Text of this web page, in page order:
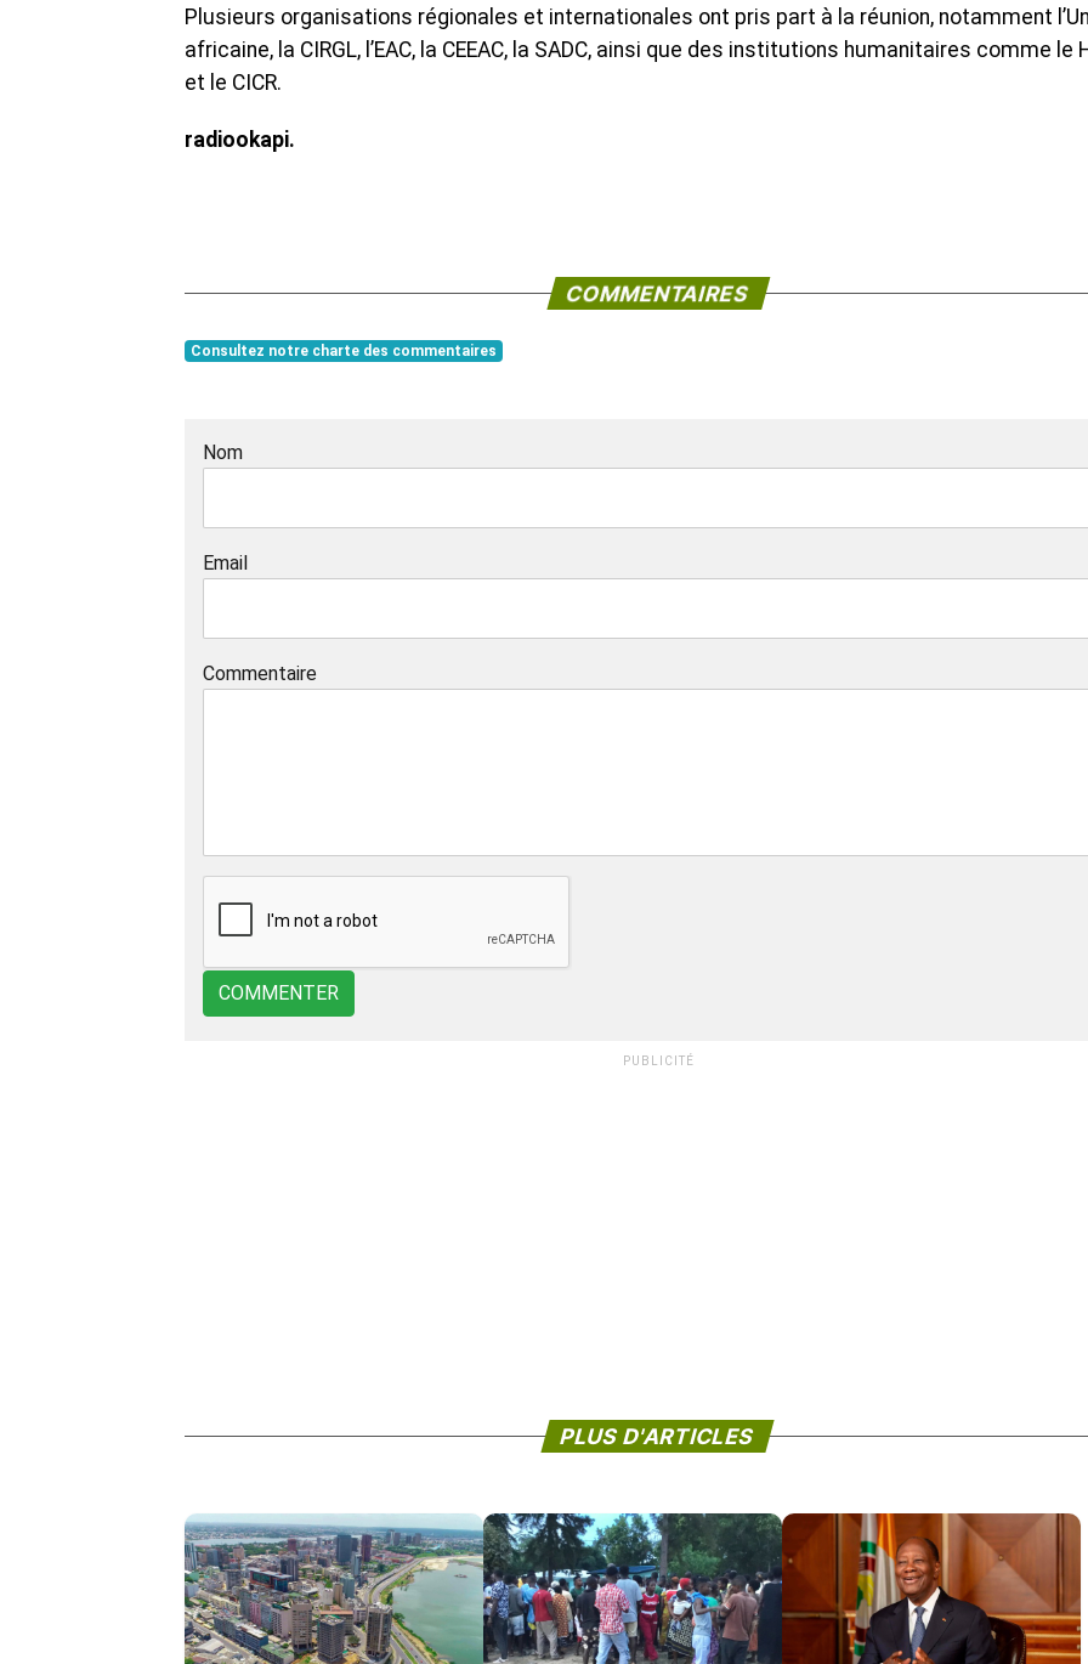
Plusieurs organisations régionales et internationales ont pris part à la réunion, notamment
africaine, la CIRGL, l’EAC, la CEEAC, la SADC, ainsi que des institutions humanitaires comme le
et le CICR.
radiookapi.
COMMENTAIRES
Consultez notre charte des commentaires
Nom
Email
Commentaire
COMMENTER
PUBLICITÉ
PLUS D'ARTICLES